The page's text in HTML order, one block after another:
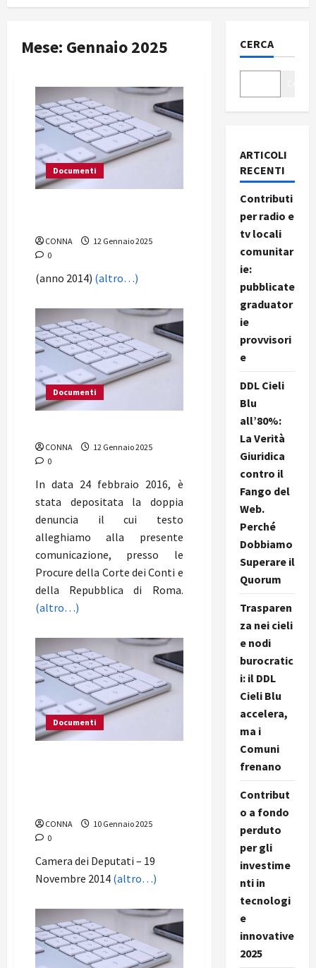
Mese: Gennaio 2025
Documenti
CONNA
12 Gennaio 2025
0
(anno 2014) (altro…)
Documenti
CONNA
12 Gennaio 2025
0
In data 24 febbraio 2016, è
stata depositata la doppia
denuncia il cui testo
alleghiamo alla presente
comunicazione, presso le
Procure della Corte dei Conti e
della Repubblica di Roma.
(altro…)
Documenti
CONNA
10 Gennaio 2025
0
Camera dei Deputati – 19
Novembre 2014 (altro…)
CERCA
ARTICOLI
RECENTI
Contributi
per radio e
tv locali
comunitar
ie:
pubblicate
graduator
ie
provvisori
e
DDL Cieli
Blu
all’80%:
La Verità
Giuridica
contro il
Fango del
Web.
Perché
Dobbiamo
Superare il
Quorum
Trasparen
za nei cieli
e nodi
burocratic
i: il DDL
Cieli Blu
accelera,
ma i
Comuni
frenano
Contribut
o a fondo
perduto
per gli
investime
nti in
tecnologi
e
innovative
2025